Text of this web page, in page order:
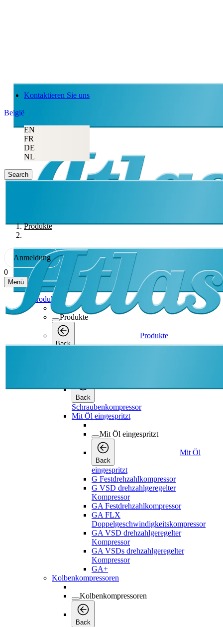
Kontaktieren Sie uns
België
EN
FR
DE
NL
Search
Produkte
Anmeldung
0
Menü
Produkte
Produkte
Back
Produkte
Back
Schraubenkompressor
Mit Öl eingespritzt
Mit Öl eingespritzt
Back
Mit Öl
eingespritzt
G Festdrehzahlkompressor
G VSD drehzahlgeregelter
Kompressor
GA Festdrehzahlkompressor
GA FLX
Doppelgeschwindigkeitskompressor
GA VSD drehzahlgeregelter
Kompressor
GA VSDs drehzahlgeregelter
Kompressor
GA+
Kolbenkompressoren
Kolbenkompressoren
Back